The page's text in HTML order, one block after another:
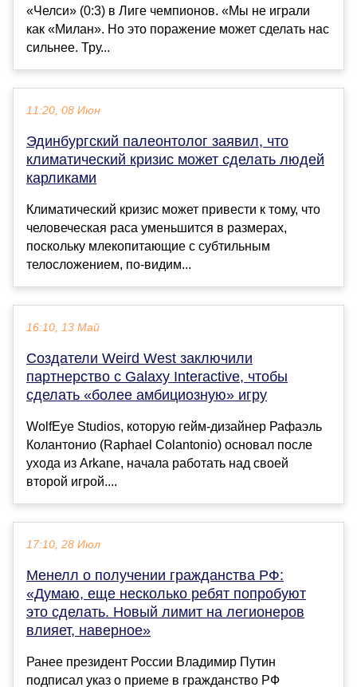
«Челси» (0:3) в Лиге чемпионов. «Мы не играли
как «Милан». Но это поражение может сделать нас
сильнее. Тру...
11:20, 08 Июн
Эдинбургский палеонтолог заявил, что
климатический кризис может сделать людей
карликами
Климатический кризис может привести к тому, что
человеческая раса уменьшится в размерах,
поскольку млекопитающие с субтильным
телосложением, по-видим...
16:10, 13 Май
Создатели Weird West заключили
партнерство с Galaxy Interactive, чтобы
сделать «более амбициозную» игру
WolfEye Studios, которую гейм-дизайнер Рафаэль
Колантонио (Raphael Colantonio) основал после
ухода из Arkane, начала работать над своей
второй игрой....
17:10, 28 Июл
Менелл о получении гражданства РФ:
«Думаю, еще несколько ребят попробуют
это сделать. Новый лимит на легионеров
влияет, наверное»
Ранее президент России Владимир Путин
подписал указ о приеме в гражданство РФ